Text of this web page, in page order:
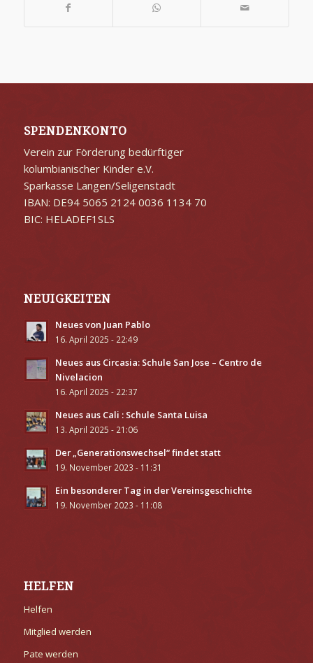
SPENDENKONTO
Verein zur Förderung bedürftiger
kolumbianischer Kinder e.V.
Sparkasse Langen/Seligenstadt
IBAN: DE94 5065 2124 0036 1134 70
BIC: HELADEF1SLS
NEUIGKEITEN
Neues von Juan Pablo
16. April 2025 - 22:49
Neues aus Circasia: Schule San Jose – Centro de
Nivelacion
16. April 2025 - 22:37
Neues aus Cali : Schule Santa Luisa
13. April 2025 - 21:06
Der „Generationswechsel“ findet statt
19. November 2023 - 11:31
Ein besonderer Tag in der Vereinsgeschichte
19. November 2023 - 11:08
HELFEN
Helfen
Mitglied werden
Pate werden